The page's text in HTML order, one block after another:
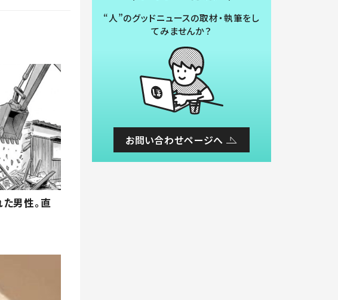
男性。直
“人”のグッドニュースの取材・執筆をし
てみませんか？
お問い合わせページへ